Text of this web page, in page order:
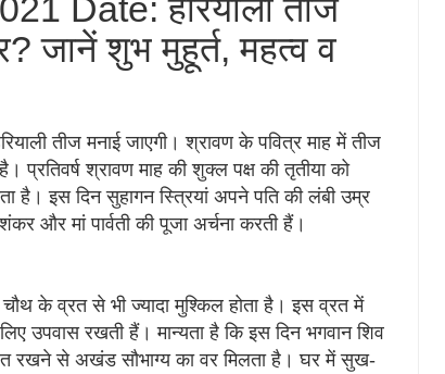
जानें शुभ मुहूर्त, महत्व व
तीज मनाई जाएगी। श्रावण के पवित्र माह में तीज
प्रतिवर्ष श्रावण माह की शुक्ल पक्ष की तृतीया को
है। इस दिन सुहागन स्त्रियां अपने पति की लंबी उम्र
और मां पार्वती की पूजा अर्चना करती हैं।
चौथ के व्रत से भी ज्यादा मुश्किल होता है। इस व्रत में
उपवास रखती हैं। मान्यता है कि इस दिन भगवान शिव
रखने से अखंड सौभाग्य का वर मिलता है। घर में सुख-